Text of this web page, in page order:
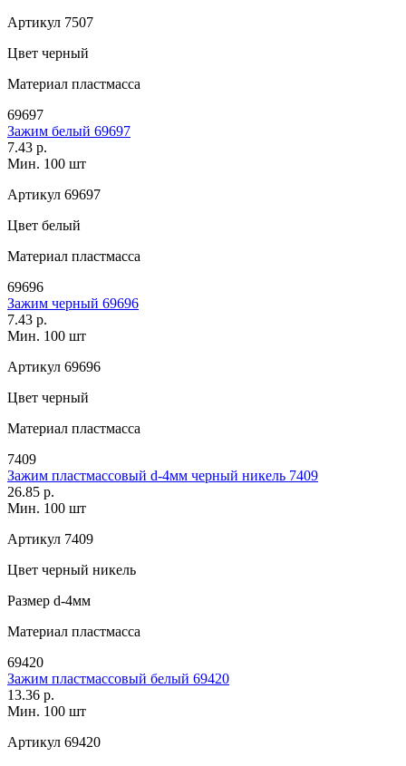
Артикул 7507
Цвет черный
Материал пластмасса
69697
Зажим белый 69697
7.43 р.
Мин. 100 шт
Артикул 69697
Цвет белый
Материал пластмасса
69696
Зажим черный 69696
7.43 р.
Мин. 100 шт
Артикул 69696
Цвет черный
Материал пластмасса
7409
Зажим пластмассовый d-4мм черный никель 7409
26.85 р.
Мин. 100 шт
Артикул 7409
Цвет черный никель
Размер d-4мм
Материал пластмасса
69420
Зажим пластмассовый белый 69420
13.36 р.
Мин. 100 шт
Артикул 69420